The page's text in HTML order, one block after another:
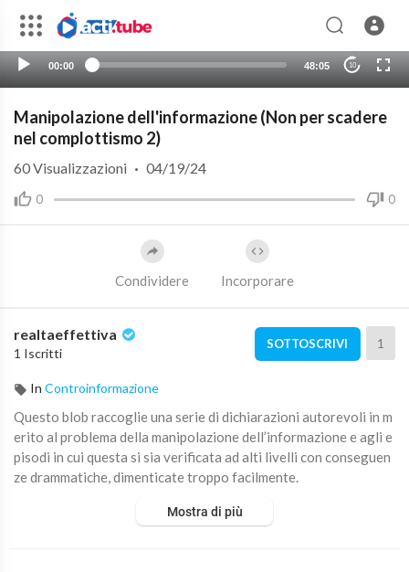
00:00 48:05 10
Manipolazione dell'informazione (Non per scadere
nel complottismo 2)
0 0
60Visualizzazioni · 04/19/24
Condividere Incorporare
realtaeffettiva
1 Iscritti
SOTTOSCRIVI 1
In Controinformazione
Questo blob raccoglie una serie di dichiarazioni autorevoli in m
erito al problema della manipolazione dell’informazione e agli e
pisodi in cui questa si sia verificata ad alti livelli con conseguen
ze drammatiche, dimenticate troppo facilmente.
Sarebbe bello se bastasse una raccolta di firme su internet per c
Mostra di più